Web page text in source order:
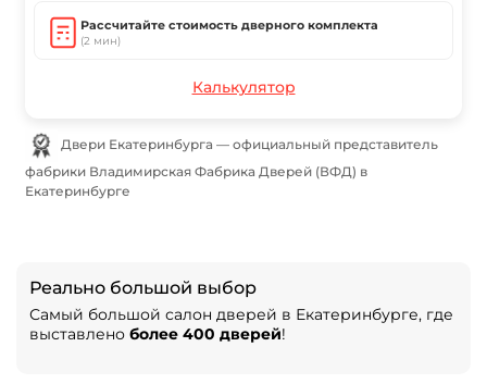
Рассчитайте стоимость дверного комплекта
(2 мин)
Калькулятор
Двери Екатеринбурга — официальный представитель
фабрики Владимирская Фабрика Дверей (ВФД) в
Екатеринбурге
Реально большой выбор
Самый большой салон дверей в Екатеринбурге, где
выставлено более 400 дверей!